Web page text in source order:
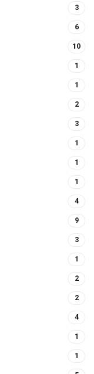
3
6
10
1
1
2
3
1
1
1
4
9
3
1
2
2
4
1
1